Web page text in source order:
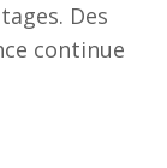
Des
continue